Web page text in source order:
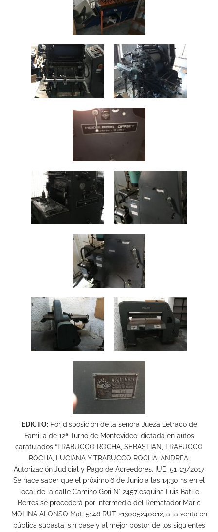
EDICTO:Por disposición de la señora Jueza Letrado de
Familia de 12ª Turno de Montevideo, dictada en autos
caratulados “TRABUCCO ROCHA, SEBASTIAN, TRABUCCO
ROCHA, LUCIANA Y TRABUCCO ROCHA, ANDREA.
Autorización Judicial y Pago de Acreedores. IUE: 51-23/2017
Se hace saber que el próximo 6 de Junio a las 14:30 hs en el
local de la calle Camino Gori N° 2457 esquina Luis Batlle
Berres se procederá por intermedio del Rematador Mario
MOLINA ALONSO Mat: 5148 RUT 213005240012, a la venta en
pública subasta, sin base y al mejor postor de los siguientes